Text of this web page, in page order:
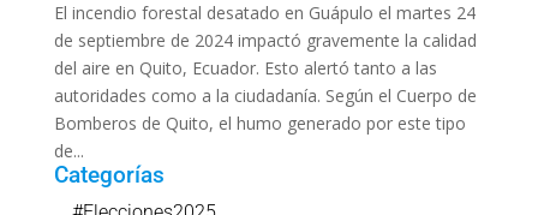
El incendio forestal desatado en Guápulo el martes 24
de septiembre de 2024 impactó gravemente la calidad
del aire en Quito, Ecuador. Esto alertó tanto a las
autoridades como a la ciudadanía. Según el Cuerpo de
Bomberos de Quito, el humo generado por este tipo
de...
Categorías